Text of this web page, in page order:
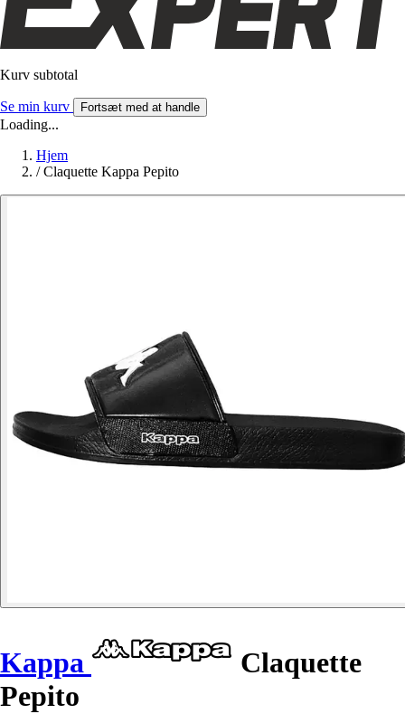
Kurv subtotal
Se min kurv Fortsæt med at handle
Loading...
Hjem
/ Claquette Kappa Pepito
Kappa
Claquette
Pepito